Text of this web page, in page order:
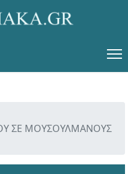
ΣΕ ΜΟΥΣΟΥΛΜΑΝΟΥΣ